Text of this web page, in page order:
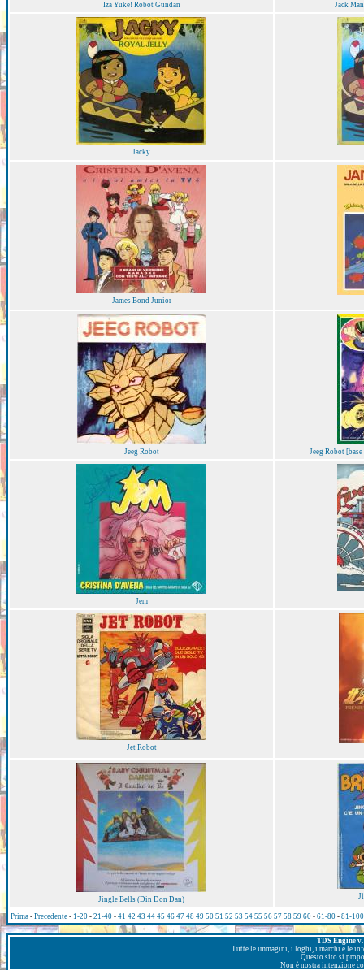
Iza Yuke! Robot Gundan Jack
Jacky
James Bond Junior
Jeeg Robot Jeeg Robot
Jem
Jet Robot
Jingle Bells (Din Don Dan)
Prima - Precedente - 1-20 - 21-40 - 41 42 43 44 45 46 47 48 49 50 51 52 53 54 55 56 57 58 59 60 - 61-80 - 81-100
TDS Engine
Tutte le immagini, i loghi, i marchi e le
Questo sito si
Non è nostra intenzione